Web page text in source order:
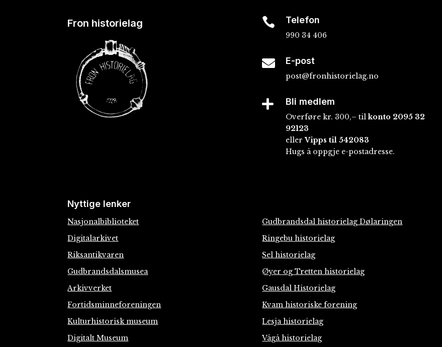
Fron historielag  Telefon
990 34 406
 E-post
post@fronhistorielag.no
 Bli medlem
Overføre kr. 300,– tilkonto 2095 32
92123
ellerVipps til 542083
Hugs å oppgje e-postadresse.
Nyttige lenker
Nasjonalbiblioteket
Digitalarkivet
Riksantikvaren
Gudbrandsdalsmusea
Arkivverket
Fortidsminneforeningen
Kulturhistorisk museum
Digitalt Museum
Gudbrandsdal historielag Dølaringen
Ringebu historielag
Sel historielag
Øyer og Tretten historielag
Gausdal Historielag
Kvam historiske forening
Lesja historielag
Vågå historielag